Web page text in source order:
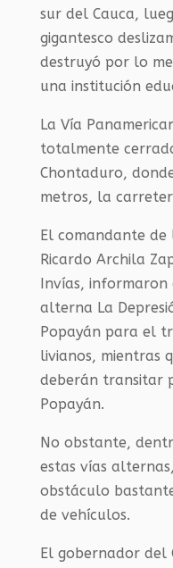
sur del Cauca,
gigantesco
destruyó por lo
una institución
La Vía
totalmente
Chontaduro,
metros, la
El comandante de
Ricardo Archila
Invías, informaron
alterna La
Popayán para el
livianos, mientras
deberán transitar
Popayán.
No obstante,
estas vías
obstáculo
de vehículos.
El gobernador del